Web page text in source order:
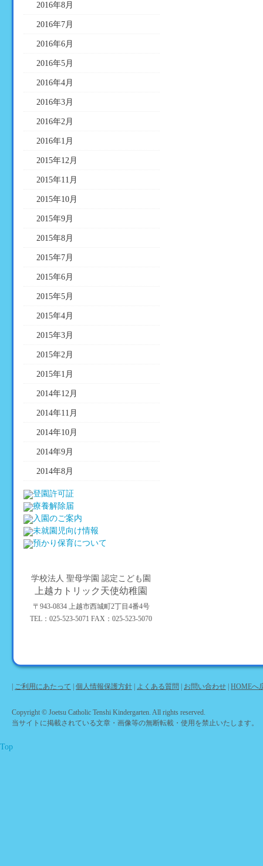
2016年8月
2016年7月
2016年6月
2016年5月
2016年4月
2016年3月
2016年2月
2016年1月
2015年12月
2015年11月
2015年10月
2015年9月
2015年8月
2015年7月
2015年6月
2015年5月
2015年4月
2015年3月
2015年2月
2015年1月
2014年12月
2014年11月
2014年10月
2014年9月
2014年8月
学校法人 聖母学園 認定こども園
上越カトリック天使幼稚園
〒943-0834 上越市西城町2丁目4番4号
TEL：025-523-5071 FAX：025-523-5070
ご利用にあたって 個人情報保護方針 よくある質問 お問い合わせ HOMEへ
Copyright © Joetsu Catholic Tenshi Kindergarten. All rights reserved.
当サイトに掲載されている文章・画像等の無断転載・使用を禁止いたします。
Top